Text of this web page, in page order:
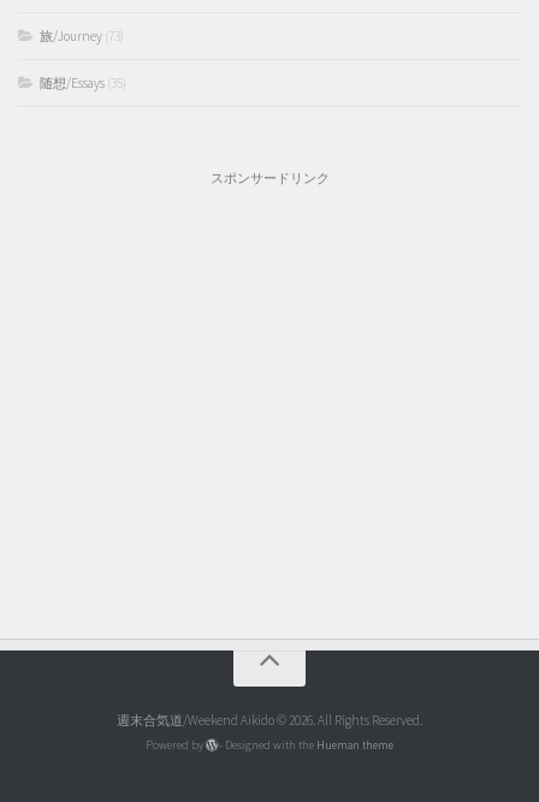
旅/Journey (73)
随想/Essays (35)
スポンサードリンク
週末合気道/Weekend Aikido © 2026. All Rights Reserved.
Powered by - Designed with the Hueman theme